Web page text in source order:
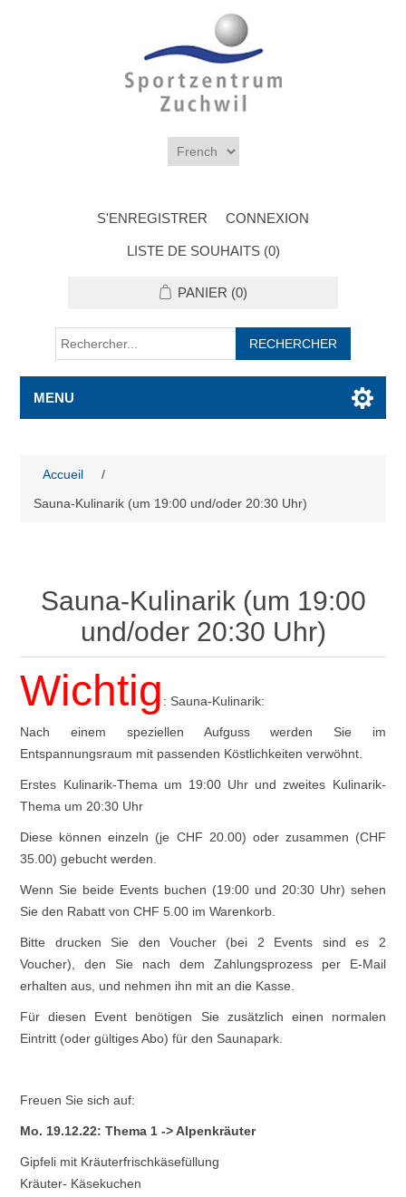
S'ENREGISTRER CONNEXION
LISTE DE SOUHAITS (0)
PANIER (0)
MENU
Accueil
/
Sauna-Kulinarik (um 19:00 und/oder 20:30 Uhr)
Sauna-Kulinarik (um 19:00
und/oder 20:30 Uhr)
Wichtig : Sauna-Kulinarik:
Nach einem speziellen Aufguss werden Sie im
Entspannungsraum mit passenden Köstlichkeiten verwöhnt.
Erstes Kulinarik-Thema um 19:00 Uhr und zweites Kulinarik-
Thema um 20:30 Uhr
Diese können einzeln (je CHF 20.00) oder zusammen (CHF
35.00) gebucht werden.
Wenn Sie beide Events buchen (19:00 und 20:30 Uhr) sehen
Sie den Rabatt von CHF 5.00 im Warenkorb.
Bitte drucken Sie den Voucher (bei 2 Events sind es 2
Voucher), den Sie nach dem Zahlungsprozess per E-Mail
erhalten aus, und nehmen ihn mit an die Kasse.
Für diesen Event benötigen Sie zusätzlich einen normalen
Eintritt (oder gültiges Abo) für den Saunapark.
Freuen Sie sich auf:
Mo. 19.12.22: Thema 1 -> Alpenkräuter
Gipfeli mit Kräuterfrischkäsefüllung
Kräuter- Käsekuchen